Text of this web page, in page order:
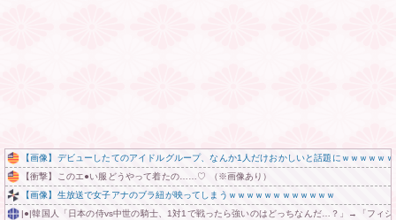
【画像】デビューしたてのアイドルグループ、なんか1人だけおかしいと話題にｗｗｗｗｗ
【衝撃】このエ●い服どうやって着たの……♡ （※画像あり）
【画像】生放送で女子アナのブラ紐が映ってしまうｗｗｗｗｗｗｗｗｗｗｗｗ
|●|韓国人「日本の侍vs中世の騎士、1対1で戦ったら強いのはどっちなんだ…？」→「フィ